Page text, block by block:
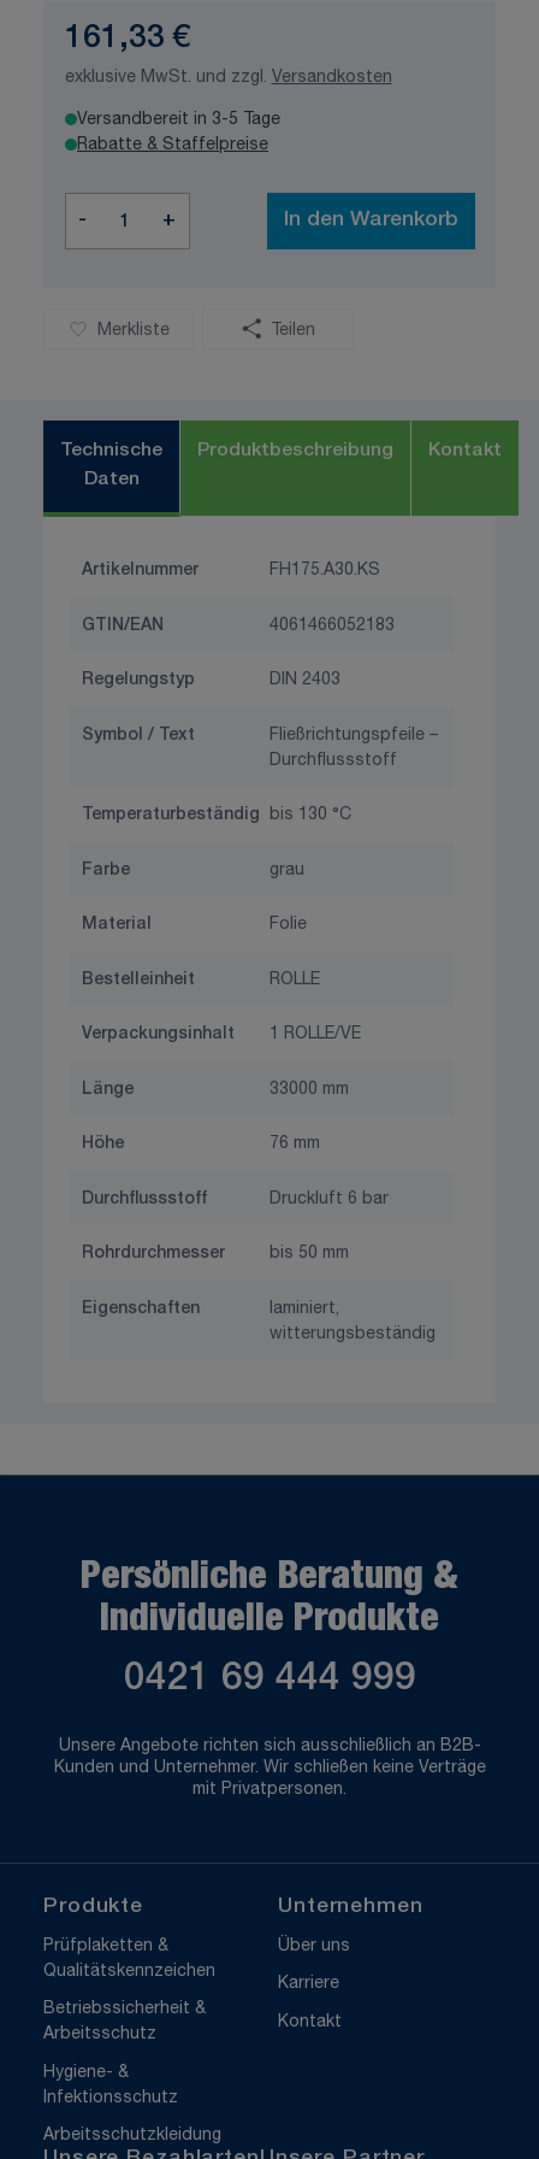
161,33 €
exklusive MwSt. und zzgl. Versandkosten
Versandbereit in 3-5 Tage
Rabatte & Staffelpreise
- + In den Warenkorb
Merkliste Teilen
Technische
Daten
Produktbeschreibung Kontakt
Artikelnummer FH175.A30.KS
GTIN/EAN 4061466052183
Regelungstyp DIN 2403
Symbol / Text
Fließrichtungspfeile –
Durchflussstoff
Temperaturbeständig bis 130 °C
Farbe grau
Material Folie
Bestelleinheit ROLLE
Verpackungsinhalt 1 ROLLE/VE
Länge 33000 mm
Höhe 76 mm
Durchflussstoff Druckluft 6 bar
Rohrdurchmesser bis 50 mm
Eigenschaften
laminiert,
witterungsbeständig
Persönliche Beratung &
Individuelle Produkte
0421 69 444 999
Unsere Angebote richten sich ausschließlich an B2B-
Kunden und Unternehmer. Wir schließen keine Verträge
mit Privatpersonen.
Produkte
Prüfplaketten &
Qualitätskennzeichen
Betriebssicherheit &
Arbeitsschutz
Hygiene- &
Infektionsschutz
Arbeitsschutzkleidung
Unternehmen
Über uns
Karriere
Kontakt